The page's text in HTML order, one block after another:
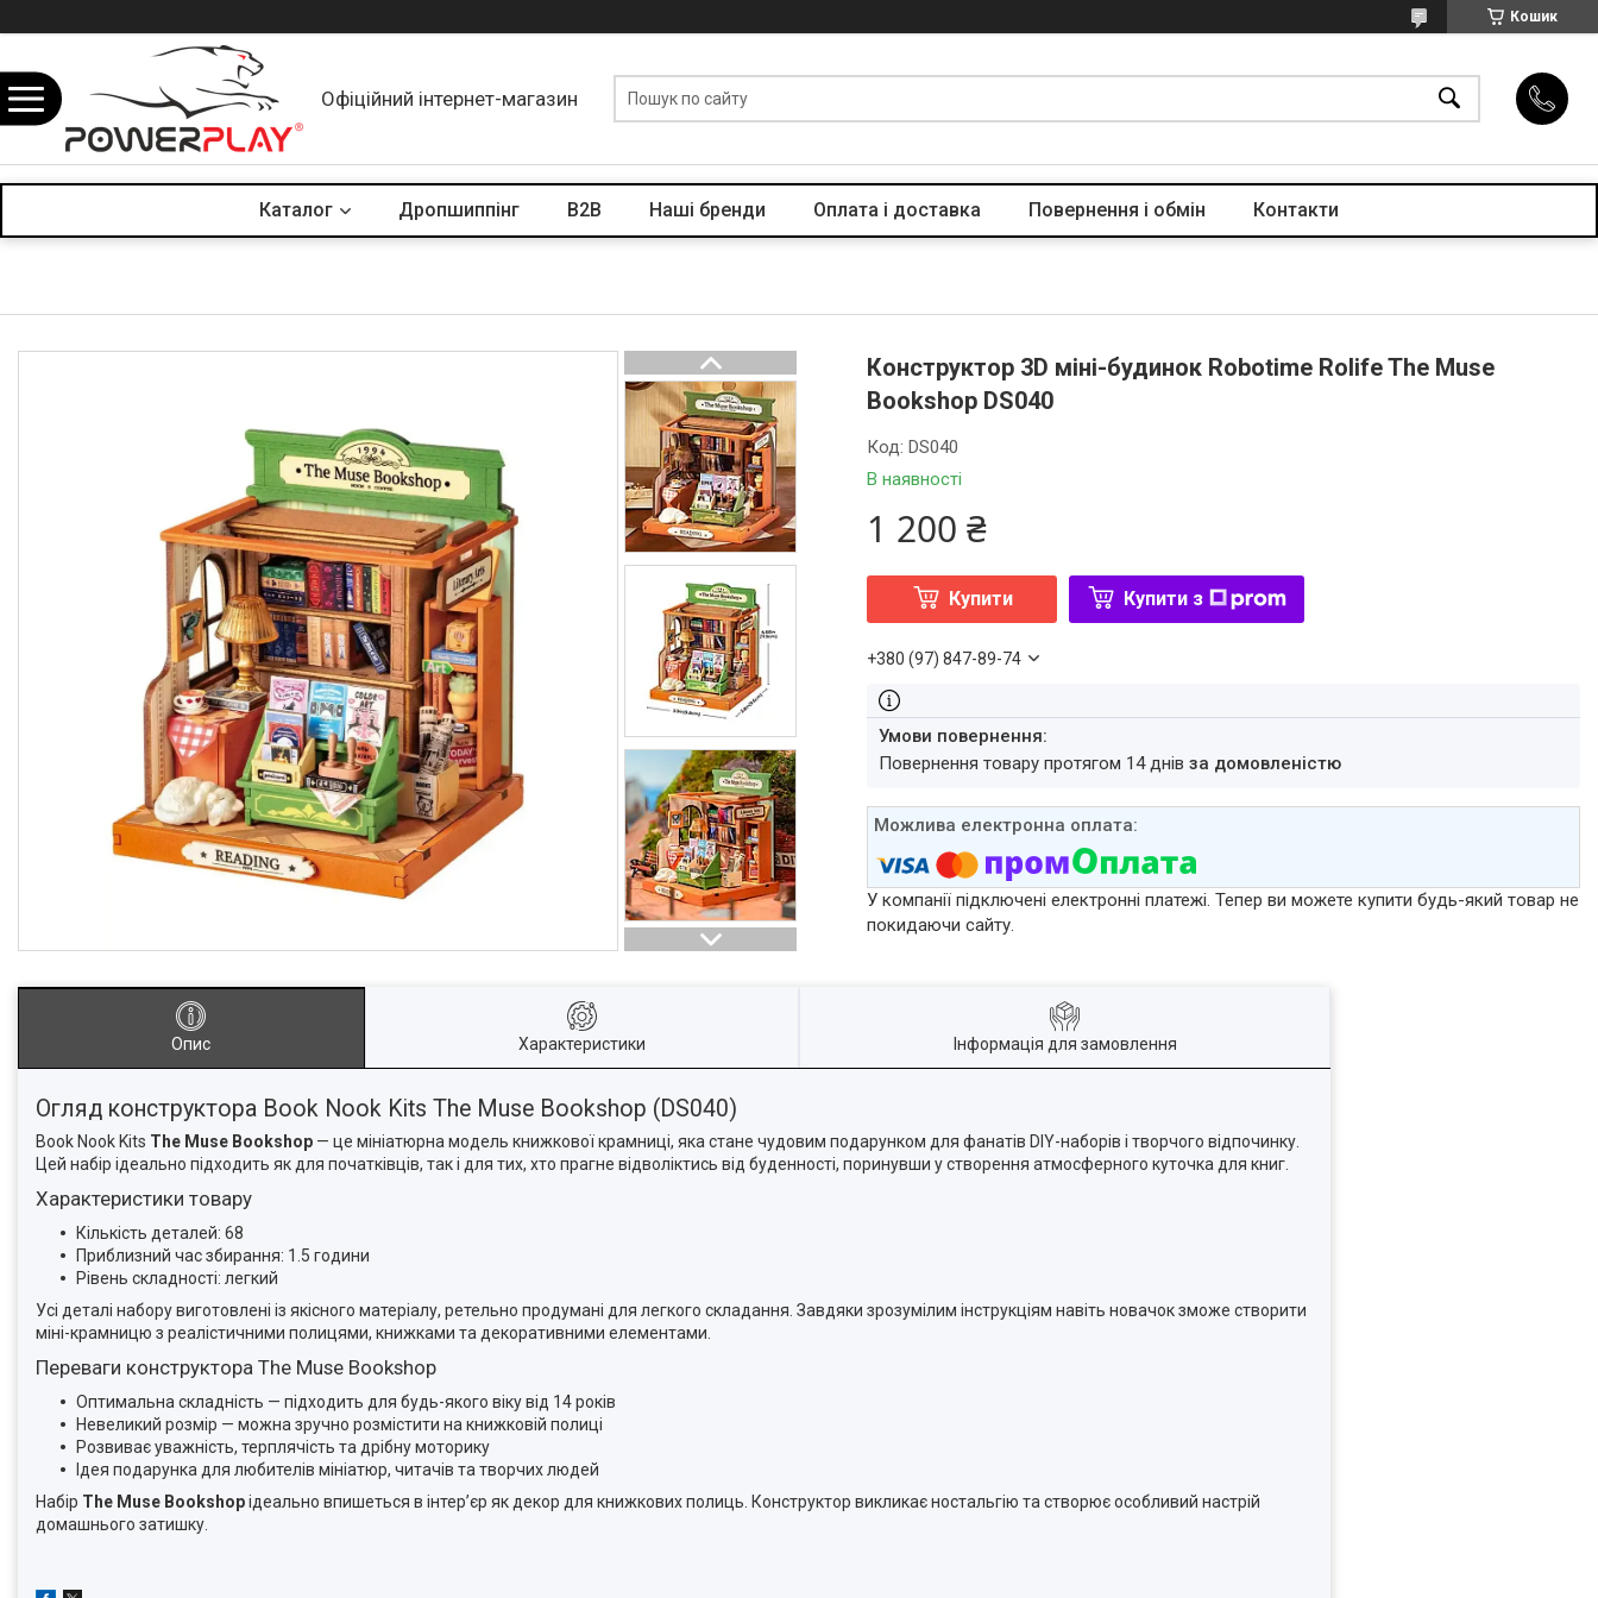
Кошик
Офіційний інтернет-магазин
Каталог Дропшиппінг B2B Наші бренди Оплата і доставка Повернення і обмін Контакти
Конструктор 3D міні-будинок Robotime Rolife The Muse
Bookshop DS040
В наявності
Код:DS040
1 200 ₴
Купити Купити з
+380 (97) 847-89-74
повернення товару протягом 14 днівза домовленістю
У компанії підключені електронні платежі. Тепер ви можете купити будь-який товар не
покидаючи сайту.
Опис Характеристики Інформація для замовлення
Огляд конструктора Book Nook Kits The Muse Bookshop (DS040)
Book Nook Kits The Muse Bookshop — це мініатюрна модель книжкової крамниці, яка стане чудовим подарунком для фанатів DIY-наборів і творчого відпочинку.
Цей набір ідеально підходить як для початківців, так і для тих, хто прагне відволіктись від буденності, поринувши у створення атмосферного куточка для книг.
Характеристики товару
Кількість деталей: 68
Приблизний час збирання: 1.5 години
Рівень складності: легкий
Усі деталі набору виготовлені із якісного матеріалу, ретельно продумані для легкого складання. Завдяки зрозумілим інструкціям навіть новачок зможе створити
міні-крамницю з реалістичними полицями, книжками та декоративними елементами.
Переваги конструктора The Muse Bookshop
Оптимальна складність — підходить для будь-якого віку від 14 років
Невеликий розмір — можна зручно розмістити на книжковій полиці
Розвиває уважність, терплячість та дрібну моторику
Ідея подарунка для любителів мініатюр, читачів та творчих людей
Набір The Muse Bookshopідеально впишеться в інтер’єр як декор для книжкових полиць. Конструктор викликає ностальгію та створює особливий настрій
домашнього затишку.